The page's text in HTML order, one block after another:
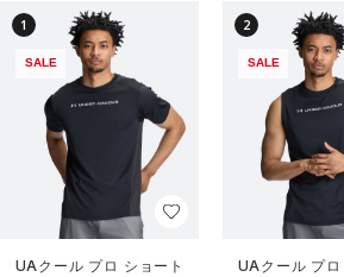
1
SALE
UAクール プロ ショート
2
SALE
UAクール プ